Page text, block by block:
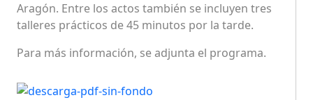
Aragón. Entre los actos también se incluyen tres
talleres prácticos de 45 minutos por la tarde.
Para más información, se adjunta el programa.